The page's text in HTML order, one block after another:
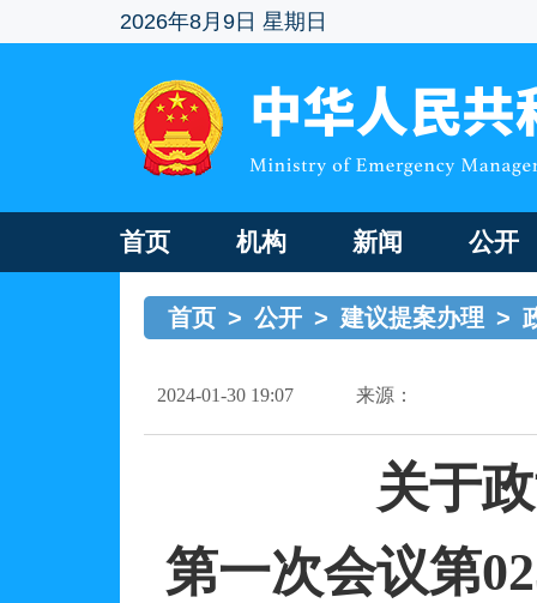
2026年8月9日 星期日
首页 机构 新闻 公开
首页 > 公开 > 建议提案办理 >
2024-01-30 19:07 来源：
关于
第一次会议第